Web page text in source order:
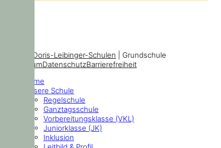
Doris-Leibinger-Schulen | Grundschule
ImpressumDatenschutzBarrierefreiheit
Home
Unsere Schule
Regelschule
Ganztagsschule
Vorbereitungsklasse (VKL)
Juniorklasse (JK)
Inklusion